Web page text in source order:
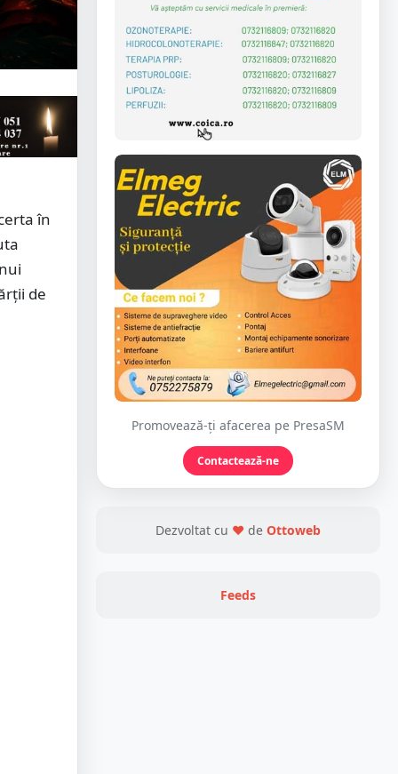
în
de
Promovează-ți afacerea pe PresaSM
Contactează-ne
Dezvoltat cu ❤ de Ottoweb
Feeds